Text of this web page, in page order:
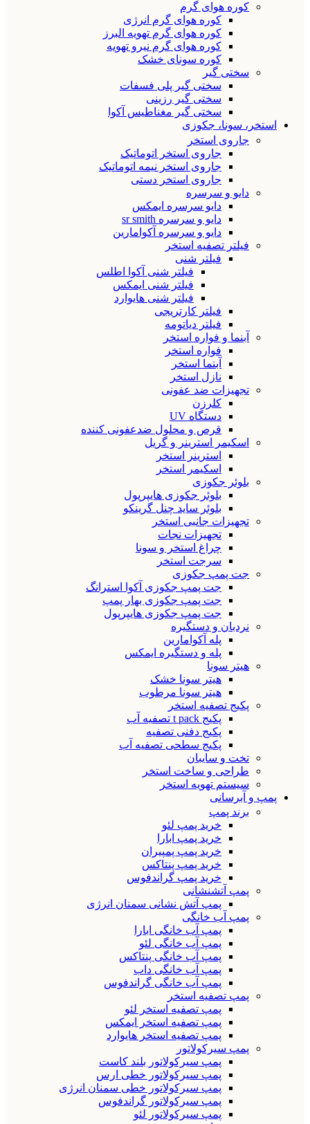
کوره هوای گرم
کوره هوای گرم انرژی
کوره هوای گرم تهویه البرز
کوره هوای گرم نیرو تهویه
کوره سونای خشک
سختی گیر
سختی گیر پلی فسفات
سختی گیر رزینی
سختی گیر مغناطیس آکوا
استخر، سونا، جکوزی
جاروی استخر
جاروی استخر اتوماتیک
جاروی استخر نیمه اتوماتیک
جاروی استخر دستی
دایو و سرسره
دایو سرسره ایمکس
دایو و سرسره sr smith
دایو و سرسره آکوامارین
فیلتر تصفیه استخر
فیلتر شنی
فیلتر شنی آکوا اطلس
فیلتر شنی ایمکس
فیلتر شنی هایوارد
فیلتر کارتریجی
فیلتر دیاتومه
آبنما و فواره استخر
فواره استخر
آبنما استخر
نازل استخر
تجهیزات ضد عفونی
کلرزن
دستگاه UV
قرص و محلول ضدعفونی کننده
اسکیمر استرینر و گریل
استرینر استخر
اسکیمر استخر
بلوئر جکوزی
بلوئر جکوزی هایپرپول
بلوئر ساید چنل گرینکو
تجهیزات جانبی استخر
تجهیزات نجات
چراغ استخر و سونا
سرجت استخر
جت پمپ جکوزی
جت پمپ جکوزی آکوا استرانگ
جت پمپ جکوزی بهار پمپ
جت پمپ جکوزی هایپرپول
نردبان و دستگیره
پله آکوامارین
پله و دستگیره ایمکس
هیتر سونا
هیتر سونا خشک
هیتر سونا مرطوب
پکیج تصفیه استخر
پکیج t pack تصفیه آب
پکیج دفنی تصفیه
پکیج سطحی تصفیه آب
تخت و سایبان
طراحی و ساخت استخر
سیستم تهویه استخر
پمپ و آبرسانی
برند پمپ
خرید پمپ لئو
خرید پمپ ابارا
خرید پمپ پمپیران
خرید پمپ پنتاکس
خرید پمپ گراندفوس
پمپ آتشنشانی
پمپ آتش نشانی سمنان انرژی
پمپ آب خانگی
پمپ آب خانگی ابارا
پمپ آب خانگی لئو
پمپ آب خانگی پنتاکس
پمپ آب خانگی داب
پمپ آب خانگی گراندفوس
پمپ تصفیه استخر
پمپ تصفیه استخر لئو
پمپ تصفیه استخر ایمکس
پمپ تصفیه استخر هایوارد
پمپ سیرکولاتور
پمپ سیرکولاتور بلند کاست
پمپ سیرکولاتور خطی ارس
پمپ سیرکولاتور خطی سمنان انرژی
پمپ سیرکولاتور گراندفوس
پمپ سیرکولاتور لئو